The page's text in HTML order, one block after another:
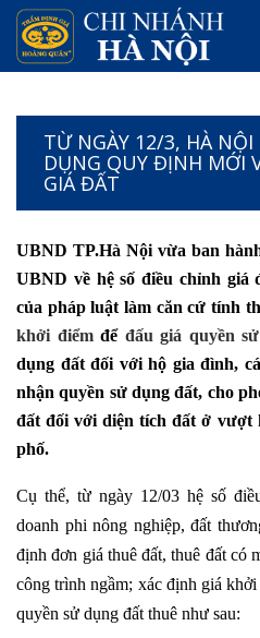
TỪ NGÀY 12/3, HÀ NỘI
DỤNG QUY ĐỊNH MỚI
GIÁ ĐẤT
UBND TP.Hà Nội vừa ban
UBND về hệ số điều chỉnh giá
của pháp luật làm căn cứ tính
khởi điểmđể đấu giá quyền
dụng đất đối với hộ gia đình,
nhận quyền sử dụng đất, cho
đất đối với diện tích đất ở vượt
phố.
Cụ thể, từ ngày 12/03 hệ số
doanh phi nông nghiệp, đất
định đơn giá thuê đất, thuê đất có
công trình ngầm; xác định giá
quyền sử dụng đất thuê như sau: